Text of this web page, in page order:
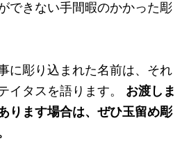
できない手間暇のかかった彫
に彫り込まれた名前は、それ
イタスを語ります。 お渡しま
ります場合は、ぜひ玉留め彫